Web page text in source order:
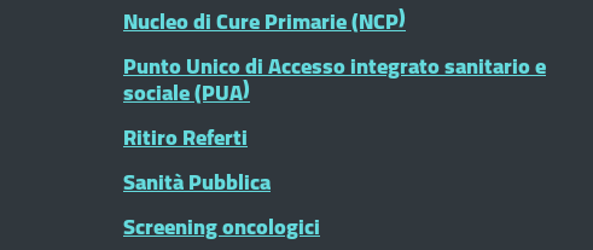
Nucleo di Cure Primarie (NCP)
Punto Unico di Accesso integrato sanitario e
sociale (PUA)
Ritiro Referti
Sanità Pubblica
Screening oncologici